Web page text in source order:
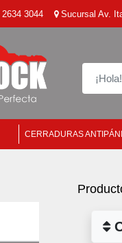
3044 Sucursal Av.
CERRADURAS